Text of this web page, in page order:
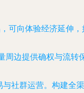
可向体验经济延伸
边提供确权与流
社群运营。构建全